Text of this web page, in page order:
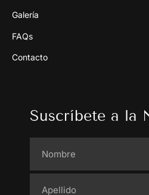
Galería
FAQs
Contacto
Suscríbete a la